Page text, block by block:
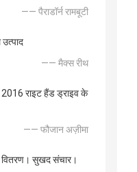
—— पैराडॉर्न रामबूटी
—— मैक्स रीथ
2016 राइट हैंड ड्राइव के
—— फौजान अज़ीमा
सुखद संचार।